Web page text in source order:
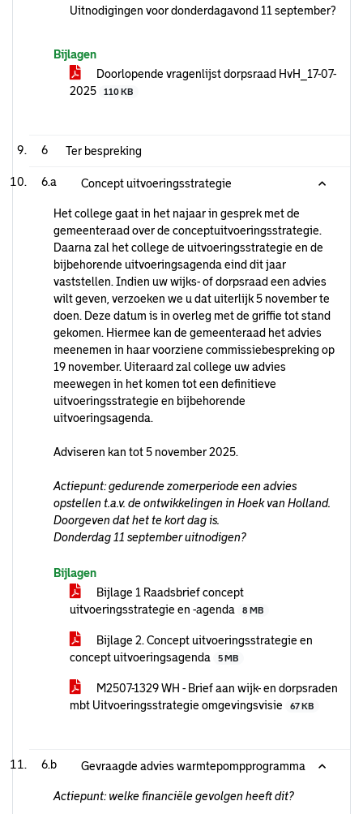
Uitnodigingen voor donderdagavond 11 september?
Bijlagen
Doorlopende vragenlijst dorpsraad HvH_17-07-
2025
110 KB
6 Ter bespreking
6.a Concept uitvoeringsstrategie
Het college gaat in het najaar in gesprek met de
gemeenteraad over de conceptuitvoeringsstrategie.
Daarna zal het college de uitvoeringsstrategie en de
bijbehorende uitvoeringsagenda eind dit jaar
vaststellen. Indien uw wijks- of dorpsraad een advies
wilt geven, verzoeken we u dat uiterlijk 5 november te
doen. Deze datum is in overleg met de griffie tot stand
gekomen. Hiermee kan de gemeenteraad het advies
meenemen in haar voorziene commissiebespreking op
19 november. Uiteraard zal college uw advies
meewegen in het komen tot een definitieve
uitvoeringsstrategie en bijbehorende
uitvoeringsagenda.
Adviseren kan tot 5 november 2025.
Actiepunt: gedurende zomerperiode een advies
opstellen t.a.v. de ontwikkelingen in Hoek van Holland.
Doorgeven dat het te kort dag is.
Donderdag 11 september uitnodigen?
Bijlagen
Bijlage 1 Raadsbrief concept
uitvoeringsstrategie en -agenda
8 MB
Bijlage 2. Concept uitvoeringsstrategie en
concept uitvoeringsagenda
5 MB
M2507-1329 WH - Brief aan wijk- en dorpsraden
mbt Uitvoeringsstrategie omgevingsvisie
67 KB
6.b Gevraagde advies warmtepompprogramma
Actiepunt: welke financiële gevolgen heeft dit?